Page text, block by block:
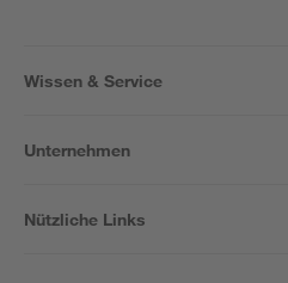
Wissen & Service
Unternehmen
Nützliche Links